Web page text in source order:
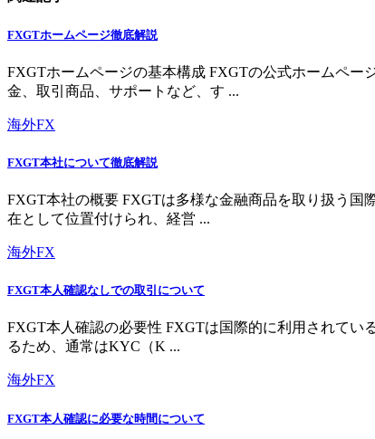
FXGTホームページ徹底解説
FXGTホームページの基本構成 FXGTの公式ホームペー
金、取引商品、サポートなど、す ...
海外FX
FXGT本社について徹底解説
FXGT本社の概要 FXGTは多様な金融商品を取り扱う
在として位置付けられ、経営 ...
海外FX
FXGT本人確認なしでの取引について
FXGT本人確認の必要性 FXGTは国際的に利用されてい
るため、通常はKYC（K ...
海外FX
FXGT本人確認に必要な時間について